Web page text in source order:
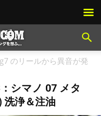
のリールから異音が発
シマノ 07 メタ
洗浄＆注油